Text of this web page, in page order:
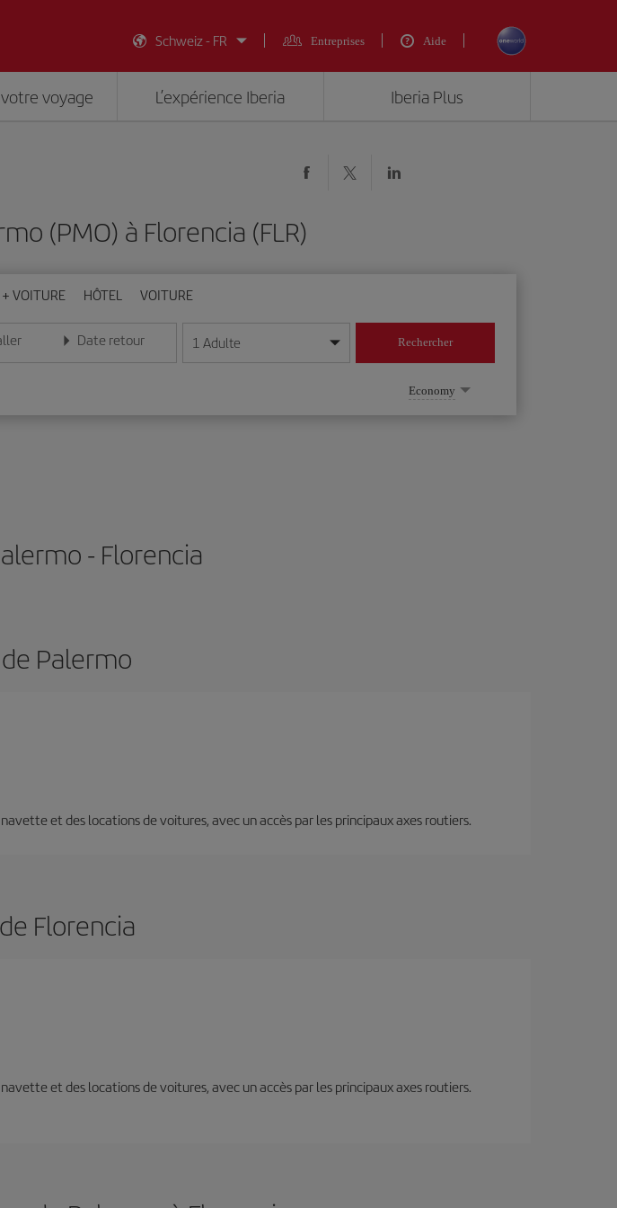
Schweiz - FR
Entreprises Aide
voyage L’expérience Iberia Iberia Plus
(PMO) à Florencia (FLR)
VOITURE HÔTEL VOITURE
au format jour/mois/année
Date retour
Entrez la date au format jour/mois/année
1 Adulte Rechercher
Economy
- Florencia
Palermo
et des locations de voitures, avec un accès par les principaux axes routiers.
Florencia
et des locations de voitures, avec un accès par les principaux axes routiers.